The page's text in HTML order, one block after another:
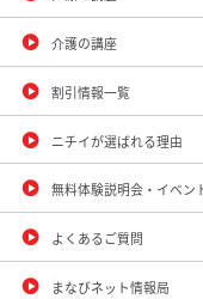
介護の講座
割引情報一覧
ニチイが選ばれる理由
無料体験説明会・イベン
よくあるご質問
まなびネット情報局